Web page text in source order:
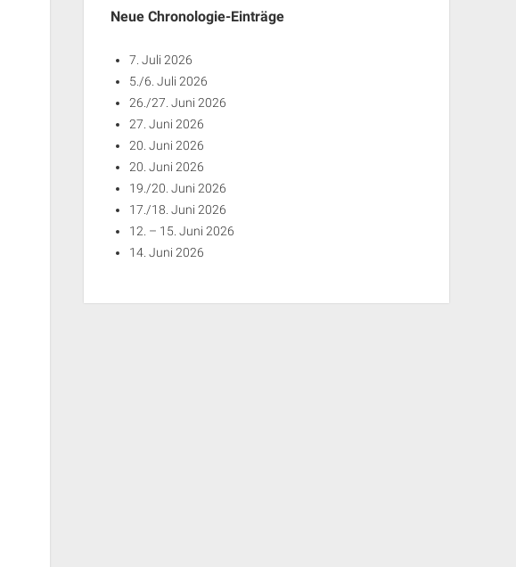
Neue Chronologie-Einträge
7. Juli 2026
5./6. Juli 2026
26./27. Juni 2026
27. Juni 2026
20. Juni 2026
20. Juni 2026
19./20. Juni 2026
17./18. Juni 2026
12. – 15. Juni 2026
14. Juni 2026